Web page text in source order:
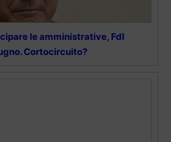
le amministrative, FdI
Cortocircuito?